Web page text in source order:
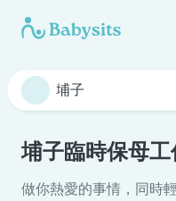
埔子臨時保母工
做你熱愛的事情，同時